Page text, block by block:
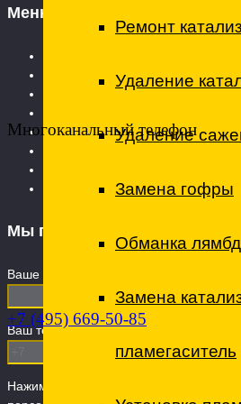
Многоканальный телефон
+7 (495) 669-50-85
Ремонт
Удаление
Удаление
Замена гофры
Обманка
Замена
пламегаситель
Меню
Технический центр
Вопросы и ответы
Мы перезвоним
Ваше имя
Ваш телефон (обязательно)
Нажимая кнопку "Отправить" вы даете